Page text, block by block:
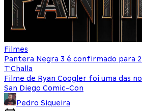
Filmes
Pantera Negra 3 é confirmado para
T'Challa
Filme de Ryan Coogler foi uma das
San Diego Comic-Con
Pedro Siqueira